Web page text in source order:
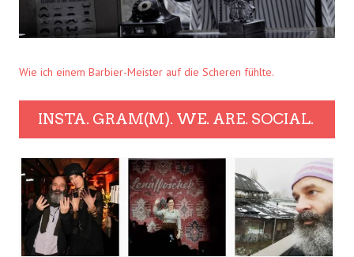
Wie ich einem Barbier-Meister auf die Scheren fühlte.
INSTA. GRAM(M). WE. ARE. SOCIAL.